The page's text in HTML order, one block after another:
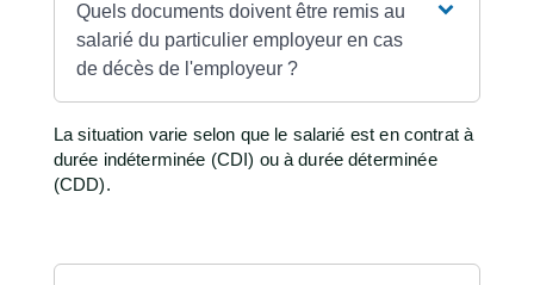
Quels documents doivent être remis au
salarié du particulier employeur en cas
de décès de l'employeur ?
La situation varie selon que le salarié est en contrat à
durée indéterminée (CDI) ou à durée déterminée
(CDD).